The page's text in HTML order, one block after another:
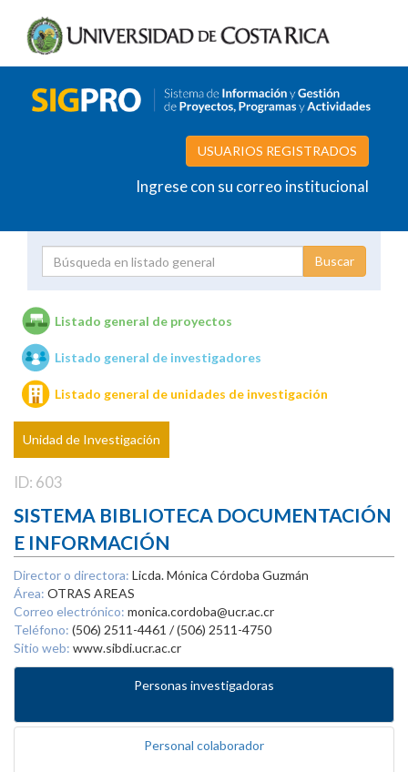
USUARIOS REGISTRADOS
Ingrese con su correo institucional
Unidades de investigación
Listado general de proyectos
Listado general de investigadores
Listado general de unidades de investigación
Unidad de Investigación
ID: 603
SISTEMA BIBLIOTECA DOCUMENTACIÓN
E INFORMACIÓN
Director o directora: Licda. Mónica Córdoba Guzmán
Área: OTRAS AREAS
Correo electrónico: monica.cordoba@ucr.ac.cr
Teléfono: (506) 2511-4461 / (506) 2511-4750
Sitio web: www.sibdi.ucr.ac.cr
Personas investigadoras
Personal colaborador